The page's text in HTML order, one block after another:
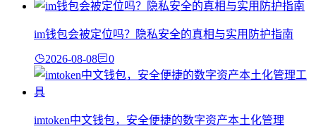
im钱包会被定位吗？隐私安全的真相与实用防护指南
2026-08-08 0
imtoken中文钱包，安全便捷的数字资产本土化管理